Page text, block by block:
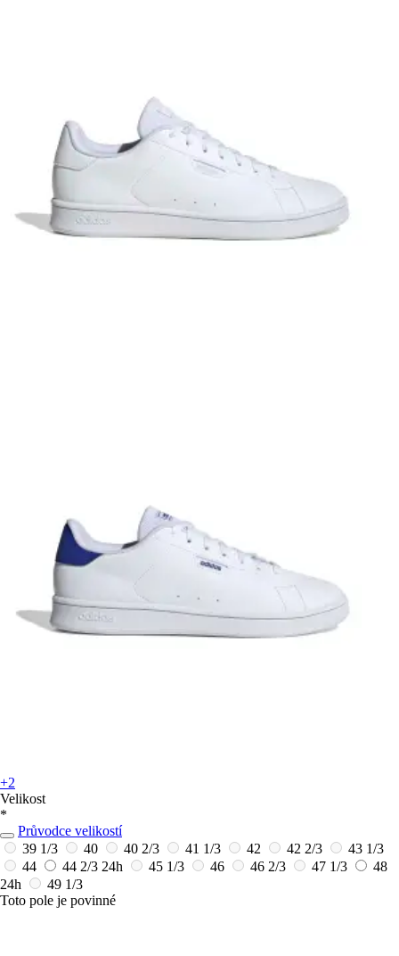
+2
Velikost
*
Průvodce velikostí
39 1/3
40 40 2/3 41 1/3 42 42 2/3
43 1/3
44
44 2/3 24h 45 1/3 46 46 2/3 47 1/3
48
24h
49 1/3
Toto pole je povinné